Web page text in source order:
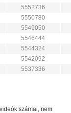
5552736
5550780
5549050
5546444
5544324
5542092
5537336
számai, nem